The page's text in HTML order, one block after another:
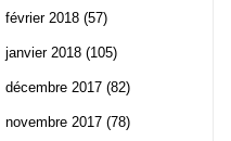
février 2018 (57)
janvier 2018 (105)
décembre 2017 (82)
novembre 2017 (78)